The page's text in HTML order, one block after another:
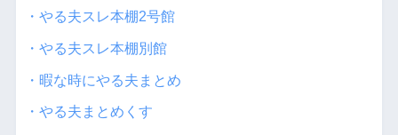
・やる夫スレ本棚2号館
・やる夫スレ本棚別館
・暇な時にやる夫まとめ
・やる夫まとめくす